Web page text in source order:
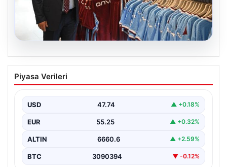
Ahmet Metin Genç’in forma
kampanyasıyla ilgili belediyeden
Piyasa Verileri
USD 47.74 ▲ +0.18%
EUR 55.25 ▲ +0.32%
ALTIN 6660.6 ▲ +2.59%
BTC 3090394 ▼ -0.12%